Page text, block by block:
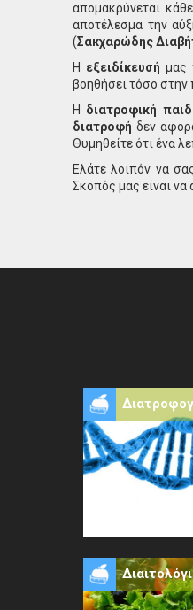
απομακρύνεται
αποτέλεσμα την
(Σακχαρώδης
Η εξειδίκευσή μας
βοηθήσει τόσο στην
Η διατροφική
διατροφή δεν
Θυμηθείτε ότι ένα
Ελάτε λοιπόν να
Σκοπός μας είναι να